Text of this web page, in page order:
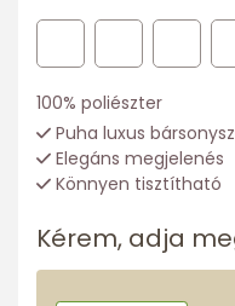
100% poliészter
Puha luxus
Elegáns megjelenés
Könnyen tisztítható
Kérem, adja